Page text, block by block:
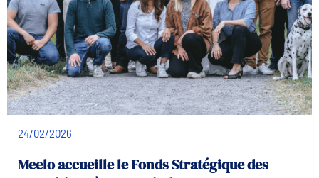
24/02/2026
Meelo accueille le Fonds Stratégique des